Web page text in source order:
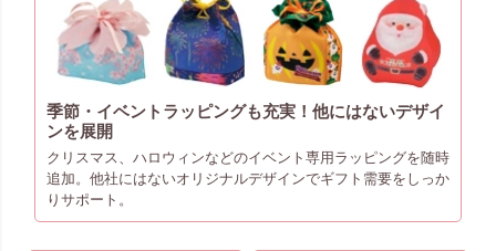
季節・イベントラッピングも充実！他にはないデザイ
ンを展開
クリスマス、ハロウィンなどのイベント専用ラッピングを随時
追加。他社にはないオリジナルデザインでギフト需要をしっか
りサポート。